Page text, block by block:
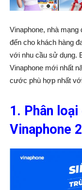
Vinaphone, nhà
đến cho khách hàng
với nhu cầu sử dụng.
Vinaphone mới nhất
cước phù hợp nhất
1. Phân
Vinaphone